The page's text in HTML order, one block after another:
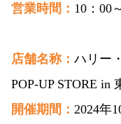
営業時間： 10：00
店舗名称： ハリー
POP-UP STORE in
開催期間： 2024年